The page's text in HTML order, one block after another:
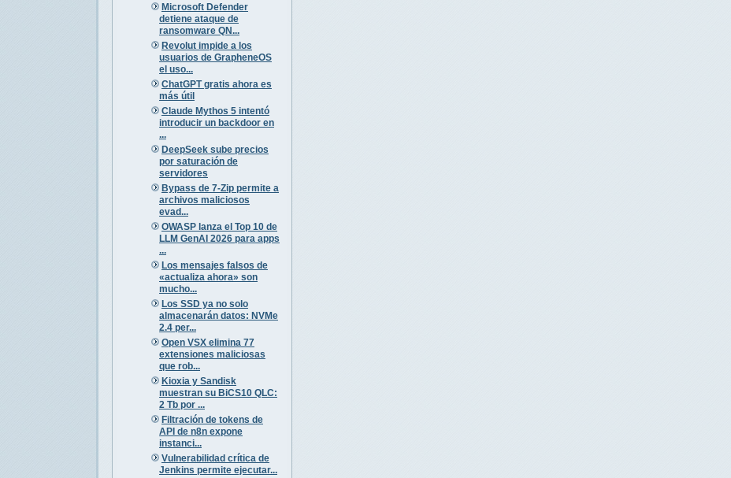
Microsoft Defender
detiene ataque de
ransomware QN...
Revolut impide a los
usuarios de GrapheneOS
el uso...
ChatGPT gratis ahora es
más útil
Claude Mythos 5 intentó
introducir un backdoor en
...
DeepSeek sube precios
por saturación de
servidores
Bypass de 7-Zip permite a
archivos maliciosos
evad...
OWASP lanza el Top 10 de
LLM GenAI 2026 para apps
...
Los mensajes falsos de
«actualiza ahora» son
mucho...
Los SSD ya no solo
almacenarán datos: NVMe
2.4 per...
Open VSX elimina 77
extensiones maliciosas
que rob...
Kioxia y Sandisk
muestran su BiCS10 QLC:
2 Tb por ...
Filtración de tokens de
API de n8n expone
instanci...
Vulnerabilidad crítica de
Jenkins permite ejecutar...